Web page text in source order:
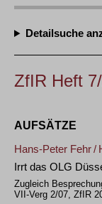
Detailsuche
ZfIR Heft
AUFSÄTZE
Hans-Peter Fehr/
Irrt das OLG
Zugleich
VII-Verg 2/07, ZfIR